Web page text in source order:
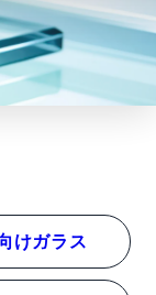
けガラス